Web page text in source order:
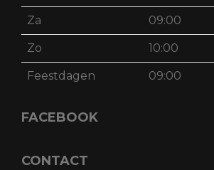
Za 09:00
Zo 10:00
Feestdagen 09:00
FACEBOOK
CONTACT